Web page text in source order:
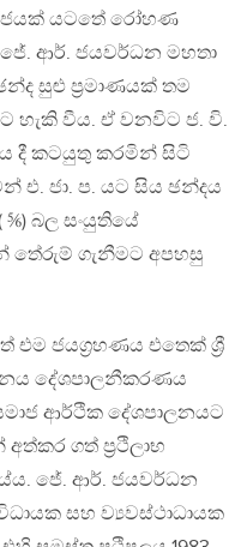
රජයක් යටතේ රෝහණ
ආර්. ජයවර්ධන මහතා
සුළු ප්‍රමාණයක් තම
හැකි වීය. ඒ වනවිට ජ. වි.
දී කටයුතු කරමින් සිටි
එ. ජා. ප. යට සිය ඡන්දය
⅚) බල සංයුතියේ
තේරුම් ගැනීමට අපහසු
එම ජයග්‍රහණය එතෙක් ශ්‍රී
දේශපාලනීකරණය
ආර්ථික දේශපාලනයට
ගත් ප්‍රථිලාභ
ජේ. ආර්. ජයවර්ධන
සහ ව්‍යවස්ථාධායක